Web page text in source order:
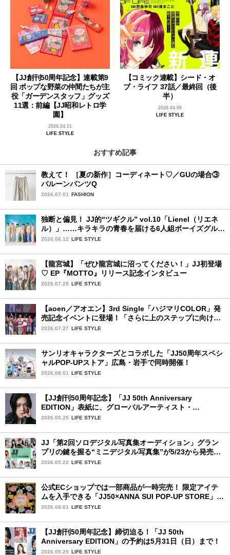
【JJ創刊50周年記念】連載第9
回 ポップな野菜の仲間たちが主
役「ガーデンスタッフ」グッズ
11選：前編【JJ昭和レトロ学
園】
2026.04.01
LIFE STYLE
【コミック連載】シード・オ
ブ・ライフ 37話／最終回（後
半）
2026.04.09
LIFE STYLE
おすすめ記事
教えて！ ［夏の新作］コーディネート♡／GUの場合③
バルーンパンツQ
2026.07.01 FASHION
独断と偏見！ JJ的“ツギクル” vol.10「Lienel（リエネ
ル）」……キラキラの青春を届ける6人組ボーイズグルー
プ
2026.06.12 LIFE STYLE
【龍宮城】「ぜひ龍宮城に沼ってください！」JJ初登場
♡ EP『MOTTO』リリース記念インタビュー
2026.07.25 LIFE STYLE
【aoen／アオエン】3rd Single「ハジマリCOLOR」発
売記念イベントに登場！「さらに上のステップに向けた
新たなハジマリになるように」と爽やかな笑顔で意気込
2026.07.27 LIFE STYLE
サンリオキャラクターズとコラボした「JJ50周年スペシ
ャルPOP-UPストア」広島・岩手で同時開催！
2026.08.01 LIFE STYLE
【JJ創刊50周年記念】「JJ 50th Anniversary
EDITION」表紙に、グローバルアーティスト・
YUTA（NCT）が登場します！
2026.05.25 LIFE STYLE
JJ「第2回ソロデジタル写真集オーディション」グラン
プリの鍵を握る“ミニデジタル写真集”が5/23から発売！
ファイナリストの個性あふれる18冊
2026.05.22 LIFE STYLE
公式ECショップでは一部商品が一時完売！ 限定アイテ
ムを入手できる「JJ50×ANNA SUI POP-UP STORE」が
広島で開催決定
2026.08.01 LIFE STYLE
【JJ創刊50周年記念】締切迫る！「JJ 50th
Anniversary EDITION」の予約は5月31日（日）まで！
2026.05.29 LIFE STYLE